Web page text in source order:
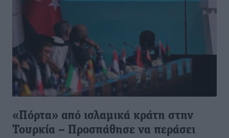
«Πόρτα» από ισλαμικά κράτη στην
Τουρκία – Προσπάθησε να περάσει